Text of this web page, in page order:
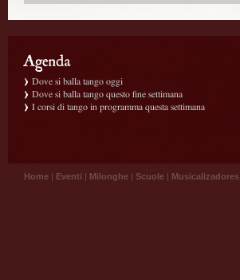
Dove si balla tango oggi
Dove si balla tango questo fine settimana
I corsi di tango in programma questa settimana
Home | Eventi | Milonghe | Scuole | Musicalizadores